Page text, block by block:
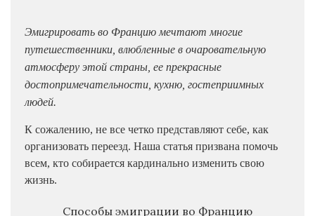
Эмигрировать во Францию мечтают многие
путешественники, влюбленные в очаровательную
атмосферу этой страны, ее прекрасные
достопримечательности, кухню, гостеприимных
людей.
К сожалению, не все четко представляют себе, как
организовать переезд. Наша статья призвана помочь
всем, кто собирается кардинально изменить свою
жизнь.
Способы эмиграции во Францию